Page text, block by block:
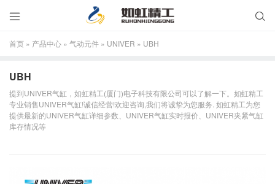


首页 » 产品中心 » 气动元件 » UNIVER » UBH
UBH
提到UNIVER气缸，如虹精工(厦门)电子科技有限公司可以了解一下。如虹精工
专业销售UNIVER气缸!诚信经营!欢迎咨询,我们将诚挚为您服务. 如虹精工为您
提供最新的UNIVER气缸详细参数、UNIVER气缸实时报价、UNIVER夹紧气缸
库存情况等